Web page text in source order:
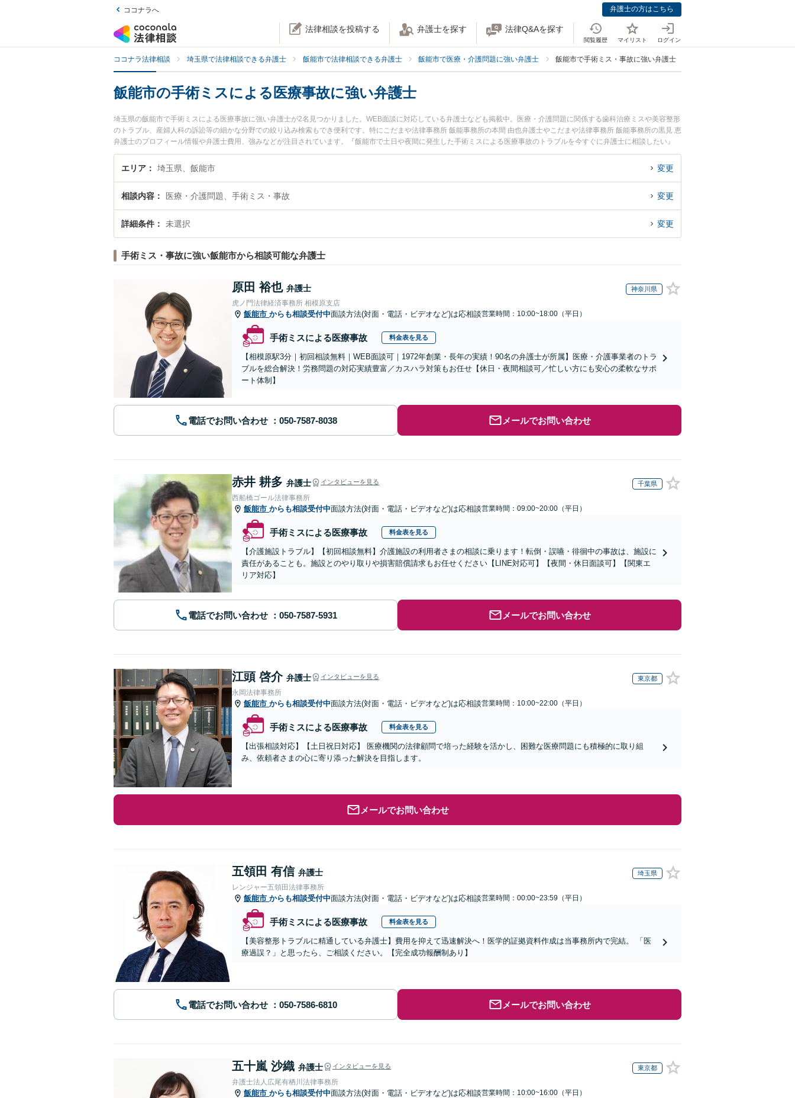
ココナラへ 弁護士の方はこちら
法律相談を投稿する 弁護士を探す 法律Q&Aを探す
閲覧履歴 マイリスト ログイン
ココナラ法律相談 埼玉県で法律相談できる弁護士 飯能市で法律相談できる弁護士 飯能市で医療・介護問題に強い弁護士 飯能市で手術ミス・事故に強い弁護士
飯能市の手術ミスによる医療事故に強い弁護士
埼玉県の飯能市で手術ミスによる医療事故に強い弁護士が2名見つかりました。WEB面談に対応している弁護士なども掲載中。医療・介護問題に関係する歯科治療ミスや美容整形
のトラブル、産婦人科の訴訟等の細かな分野での絞り込み検索もでき便利です。特にこだまや法律事務所 飯能事務所の本間 由也弁護士やこだまや法律事務所 飯能事務所の黒見 恵
弁護士のプロフィール情報や弁護士費用、強みなどが注目されています。『飯能市で土日や夜間に発生した手術ミスによる医療事故のトラブルを今すぐに弁護士に相談したい』
『手術ミスによる医療事故のトラブル解決の実績豊富な近くの弁護士を検索したい』『初回相談無料で手術ミスによる医療事故を法律相談できる飯能市内の弁護士に相談予約した
い』などでお困りの相談者さんにおすすめです。
エリア 埼玉県、飯能市 変更
相談内容 医療・介護問題、手術ミス・事故 変更
詳細条件 未選択 変更
手術ミス・事故に強い飯能市から相談可能な弁護士
原田 裕也 弁護士 神奈川県
虎ノ門法律経済事務所 相模原支店
飯能市 からも相談受付中面談方法(対面・電話・ビデオなど)は応相談営業時間：10:00~18:00（平日）
手術ミスによる医療事故 料金表を見る
【相模原駅3分｜初回相談無料｜WEB面談可｜1972年創業・長年の実績！90名の弁護士が所属】医療・介護事業者のトラ
ブルを総合解決！労務問題の対応実績豊富／カスハラ対策もお任せ【休日・夜間相談可／忙しい方にも安心の柔軟なサポ
ート体制】
電話でお問い合わせ メールでお問い合わせ
赤井 耕多 弁護士 インタビューを見る 千葉県
西船橋ゴール法律事務所
飯能市 からも相談受付中面談方法(対面・電話・ビデオなど)は応相談営業時間：09:00~20:00（平日）
手術ミスによる医療事故 料金表を見る
【介護施設トラブル】【初回相談無料】介護施設の利用者さまの相談に乗ります！転倒・誤嚥・徘徊中の事故は、施設に
責任があることも。施設とのやり取りや損害賠償請求もお任せください【LINE対応可】【夜間・休日面談可】【関東エ
リア対応】
電話でお問い合わせ メールでお問い合わせ
江頭 啓介 弁護士 インタビューを見る 東京都
永岡法律事務所
飯能市 からも相談受付中面談方法(対面・電話・ビデオなど)は応相談営業時間：10:00~22:00（平日）
手術ミスによる医療事故 料金表を見る
【出張相談対応】【土日祝日対応】 医療機関の法律顧問で培った経験を活かし、困難な医療問題にも積極的に取り組
み、依頼者さまの心に寄り添った解決を目指します。
メールでお問い合わせ
五領田 有信 弁護士 埼玉県
レンジャー五領田法律事務所
飯能市 からも相談受付中面談方法(対面・電話・ビデオなど)は応相談営業時間：00:00~23:59（平日）
手術ミスによる医療事故 料金表を見る
【美容整形トラブルに精通している弁護士】費用を抑えて迅速解決へ！医学的証拠資料作成は当事務所内で完結。 「医
療過誤？」と思ったら、ご相談ください。【完全成功報酬制あり】
電話でお問い合わせ メールでお問い合わせ
五十嵐 沙織 弁護士 インタビューを見る 東京都
弁護士法人広尾有栖川法律事務所
飯能市 からも相談受付中面談方法(対面・電話・ビデオなど)は応相談営業時間：10:00~16:00（平日）